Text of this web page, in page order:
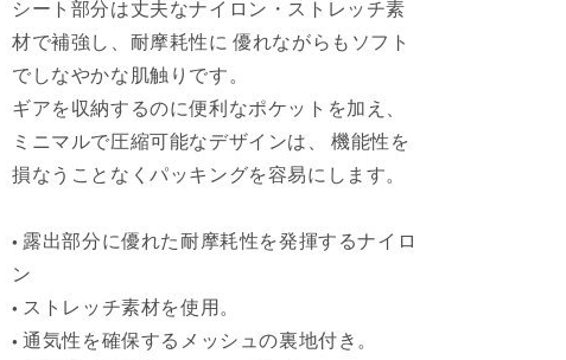
シート部分は丈夫なナイロン・ストレッチ素
材で補強し、耐摩耗性に 優れながらもソフト
でしなやかな肌触りです。
ギアを収納するのに便利なポケットを加え、
ミニマルで圧縮可能なデザインは、 機能性を
損なうことなくパッキングを容易にします。
• 露出部分に優れた耐摩耗性を発揮するナイロ
ン
• ストレッチ素材を使用。
• 通気性を確保するメッシュの裏地付き。